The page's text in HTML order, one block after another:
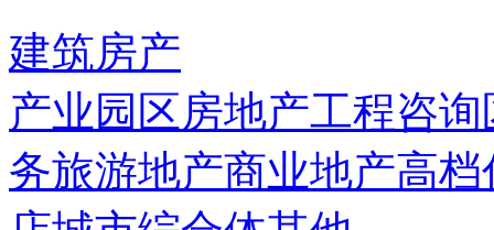
建筑房产
产业园区房地产工程咨询
务旅游地产商业地产高档